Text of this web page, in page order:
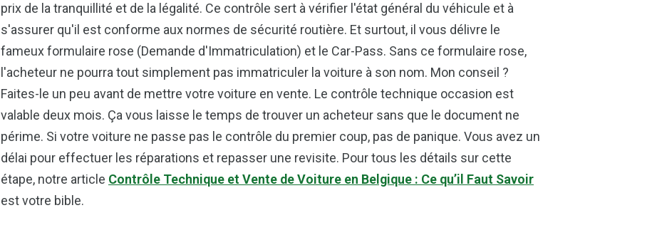
prix de la tranquillité et de la légalité. Ce contrôle sert à vérifier l'état général du véhicule et à
s'assurer qu'il est conforme aux normes de sécurité routière. Et surtout, il vous délivre le
fameux formulaire rose (Demande d'Immatriculation) et le Car-Pass. Sans ce formulaire rose,
l'acheteur ne pourra tout simplement pas immatriculer la voiture à son nom. Mon conseil ?
Faites-le un peu avant de mettre votre voiture en vente. Le contrôle technique occasion est
valable deux mois. Ça vous laisse le temps de trouver un acheteur sans que le document ne
périme. Si votre voiture ne passe pas le contrôle du premier coup, pas de panique. Vous avez un
délai pour effectuer les réparations et repasser une revisite. Pour tous les détails sur cette
étape, notre article Contrôle Technique et Vente de Voiture en Belgique : Ce qu’il Faut Savoir
est votre bible.